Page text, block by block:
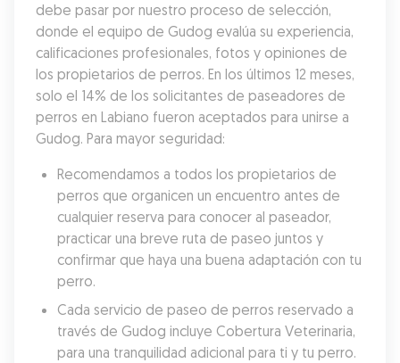
debe pasar por nuestro proceso de selección,
donde el equipo de Gudog evalúa su experiencia,
calificaciones profesionales, fotos y opiniones de
los propietarios de perros. En los últimos 12 meses,
solo el 14% de los solicitantes de paseadores de
perros en Labiano fueron aceptados para unirse a
Gudog. Para mayor seguridad:
Recomendamos a todos los propietarios de
perros que organicen un encuentro antes de
cualquier reserva para conocer al paseador,
practicar una breve ruta de paseo juntos y
confirmar que haya una buena adaptación con tu
perro.
Cada servicio de paseo de perros reservado a
través de Gudog incluye Cobertura Veterinaria,
para una tranquilidad adicional para ti y tu perro.